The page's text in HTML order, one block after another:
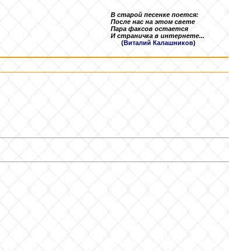
В старой песенке поется:
После нас на этом свете
Пара факсов остается
И страничка в интернете...
(Виталий Калашников)